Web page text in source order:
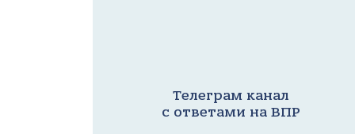
Телеграм канал
с ответами на ВПР